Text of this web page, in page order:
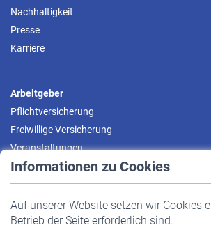
Informationen zu Cookies
Auf unserer Website setzen wir Cookies
Betrieb der Seite erforderlich sind.
Nachhaltigkeit
Presse
Karriere
Arbeitgeber
Pflichtversicherung
Freiwillige Versicherung
Veranstaltungen
Pflichtversicherung